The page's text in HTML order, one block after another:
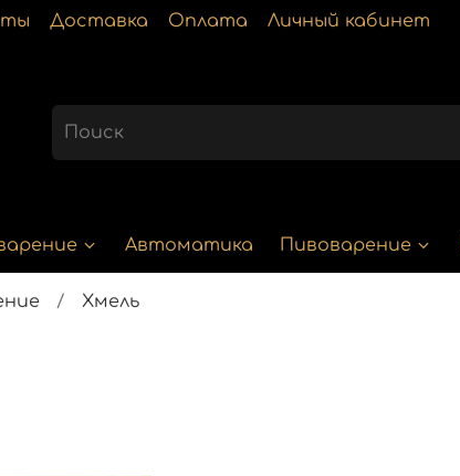
Доставка Оплата Личный кабинет
Автоматика Пивоварение
Хмель